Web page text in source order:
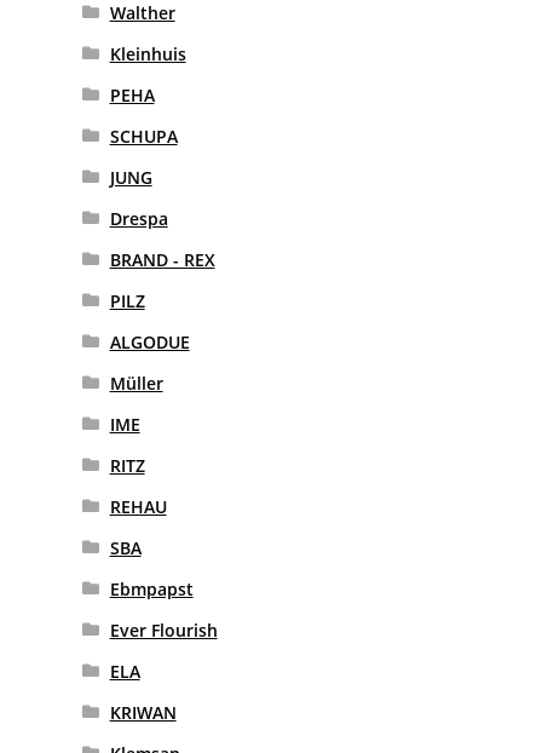
Walther
Kleinhuis
PEHA
SCHUPA
JUNG
Drespa
BRAND - REX
PILZ
ALGODUE
Müller
IME
RITZ
REHAU
SBA
Ebmpapst
Ever Flourish
ELA
KRIWAN